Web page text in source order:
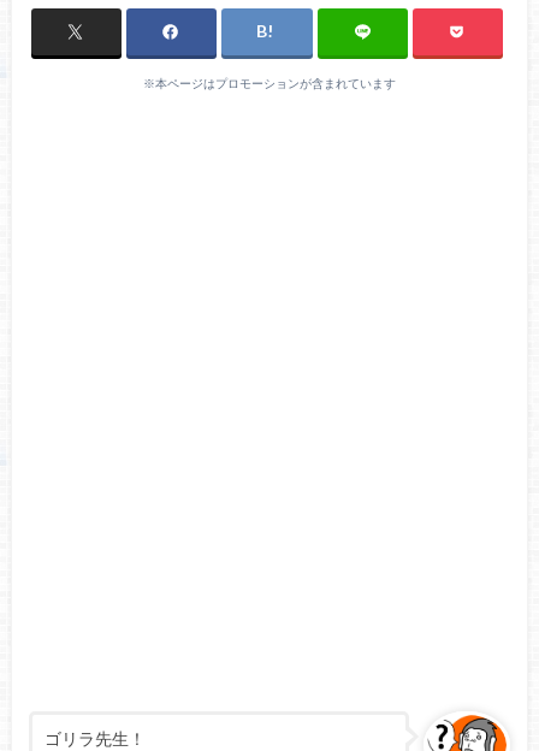
※本ページはプロモーションが含まれています
ゴリラ先生！